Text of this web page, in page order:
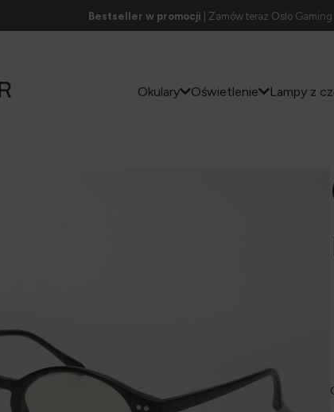
Bestseller w promocji | Zamów teraz Oslo
Okulary Oświetlenie Lampy z